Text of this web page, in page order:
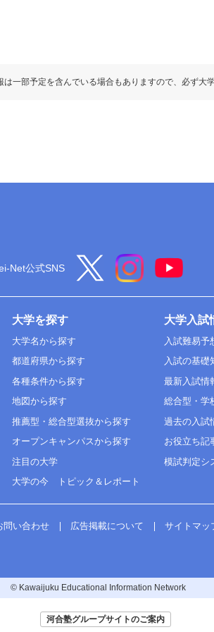
一部予定を含んでいる場合もありますので、必ず大
Net公式SNS
大学を探す
大学名から探す
都道府県から探す
各種条件から探す
地図から探す
推薦型・総合型選抜から探す
オープンキャンパスから探す
注目の大学
大学の今 トピック＆レポート
大学入試
入試難易予
入試の基礎
最新入試情
総合型・学
過去の入試
お役立ち記
模試判定シ
問い合わせ 広告掲載について サイトマッ
© Kawaijuku Educational Information Network
河合塾グループサイトのご案内